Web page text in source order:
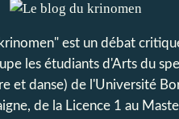
est un débat
les étudiants d'Arts du
et danse) de l'Université
de la Licence 1 au